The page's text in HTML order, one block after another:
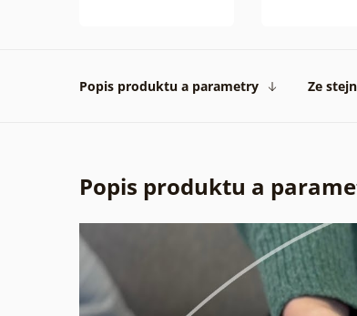
Popis produktu a parametry Ze
Popis produktu a